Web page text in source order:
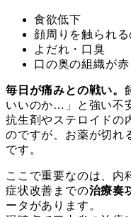
食欲低下
顔周りを触られ
よだれ・口臭
口の奥の組織が
毎日が痛みとの戦い。
いいのか…」と強い不
抗生剤やステロイドの
のですが、お薬が切れ
です。
ここで重要なのは、内
症状改善までの治療奏
ータがあります。